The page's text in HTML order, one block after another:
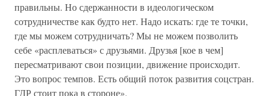
правильны. Но сдержанности в идеологическом
сотрудничестве как будто нет. Надо искать: где те точки,
где мы можем сотрудничать? Мы не можем позволить
себе «расплеваться» с друзьями. Друзья [кое в чем]
пересматривают свои позиции, движение происходит.
Это вопрос темпов. Есть общий поток развития соцстран.
ГДР стоит пока в стороне».